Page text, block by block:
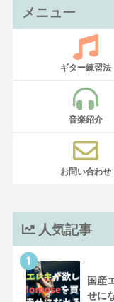
メニュー
ギター練習法
音楽紹介
お問い合わせ
人気記事
1
国産
せに